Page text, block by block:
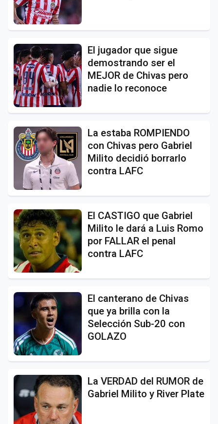
El jugador que sigue
demostrando ser el
MEJOR de Chivas pero
nadie lo reconoce
La estaba ROMPIENDO
con Chivas pero Gabriel
Milito decidió borrarlo
contra LAFC
El CASTIGO que Gabriel
Milito le dará a Luis Romo
por FALLAR el penal
contra LAFC
El canterano de Chivas
que ya brilla con la
Selección Sub-20 con
GOLAZO
La VERDAD del RUMOR de
Gabriel Milito y River Plate